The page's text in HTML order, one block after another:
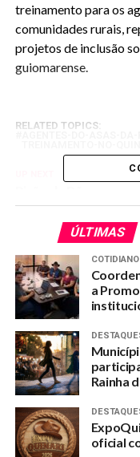
treinamento para os
comunidades rurais,
projetos de inclusão
guiomarense.
RELATED TOPICS:
de ramais
DON'T MISS
para melhorias de
ÚLTIMAS
COTIDIANO
a
Rainha
oficial